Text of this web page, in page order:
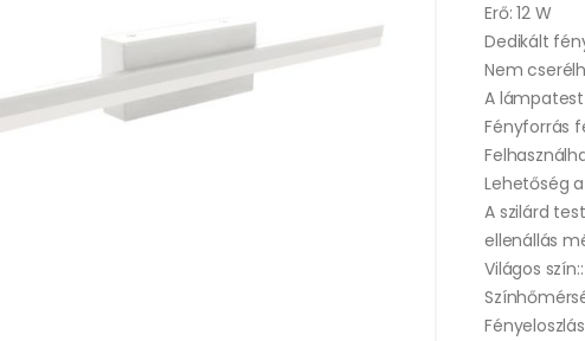
Erő: 12 W
Dedikált
Nem
A
Fényforrás
Lehetőség
A szilárd
ellenállás
Világos